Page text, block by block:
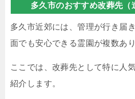
多久市のおすすめ改葬先（
多久市近郊には、管理が行き届
面でも安心できる霊園が複数あり
ここでは、改葬先として特に人
紹介します。